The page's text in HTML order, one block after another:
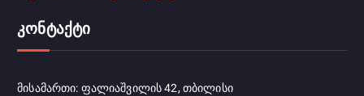
კონტაქტი
მისამართი: ფალიაშვილის 42, თბილისი